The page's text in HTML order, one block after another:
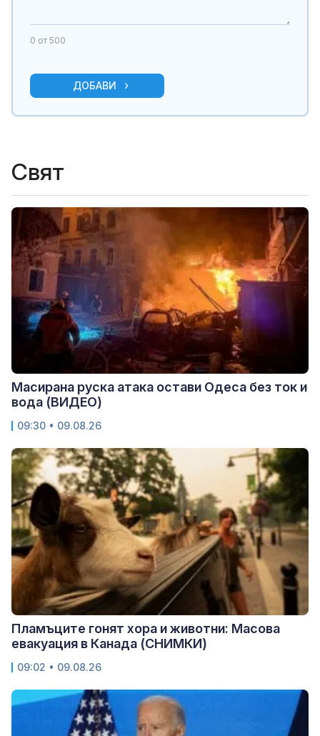
0 от 500
ДОБАВИ
Свят
Масирана руска атака остави Одеса без ток и
вода (ВИДЕО)
09:30 • 09.08.26
Пламъците гонят хора и животни: Масова
евакуация в Канада (СНИМКИ)
09:02 • 09.08.26